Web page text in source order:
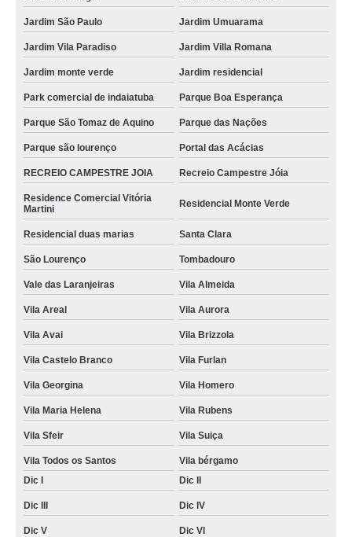
Jardim São Paulo Jardim Umuarama
Jardim Vila Paradiso Jardim Villa Romana
Jardim monte verde Jardim residencial
Park comercial de indaiatuba Parque Boa Esperança
Parque São Tomaz de Aquino Parque das Nações
Parque são lourenço Portal das Acácias
RECREIO CAMPESTRE JOIA Recreio Campestre Jóia
Residence Comercial Vitória
Martini
Residencial Monte Verde
Residencial duas marias Santa Clara
São Lourenço Tombadouro
Vale das Laranjeiras Vila Almeida
Vila Areal Vila Aurora
Vila Avai Vila Brizzola
Vila Castelo Branco Vila Furlan
Vila Georgina Vila Homero
Vila Maria Helena Vila Rubens
Vila Sfeir Vila Suiça
Vila Todos os Santos
Vila bérgamo
Dic I
Dic II
Dic III Dic IV
Dic V Dic VI